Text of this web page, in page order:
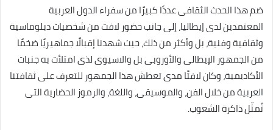
ضم هذا الحدث الثقافى عددًا كبيرًا من سفراء الدول العربية
المعتمدين لدى إيطاليا، إلى جانب حضور لافت من شخصيات دبلوماسية
وثقافية وفنية، بل وأكثر من ذلك، حيث شهدنا إقبالًا جماهيريًا ضخمًا
من الجمهور الإيطالى والأوروبى بل والاسيوى لذى امتلأت به جنبات
الأكاديمية، وكان لافتًا مدى تعطش هذا الجمهور للتعرف على ثقافتنا
العربية من خلال الفن، والموسيقى، واللغة، والرموز الحضارية التى
تُمثّل ذاكرة الشعوب.